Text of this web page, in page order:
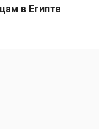
в Египте